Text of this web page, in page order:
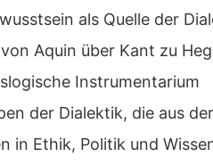
als Quelle der
Aquin über Kant zu
Instrumentarium
der Dialektik, die aus
in Ethik, Politik und